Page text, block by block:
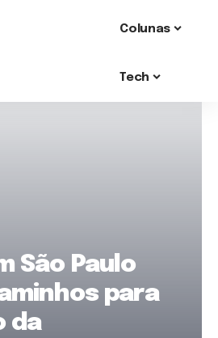
Colunas
Tech
São Paulo
para
da